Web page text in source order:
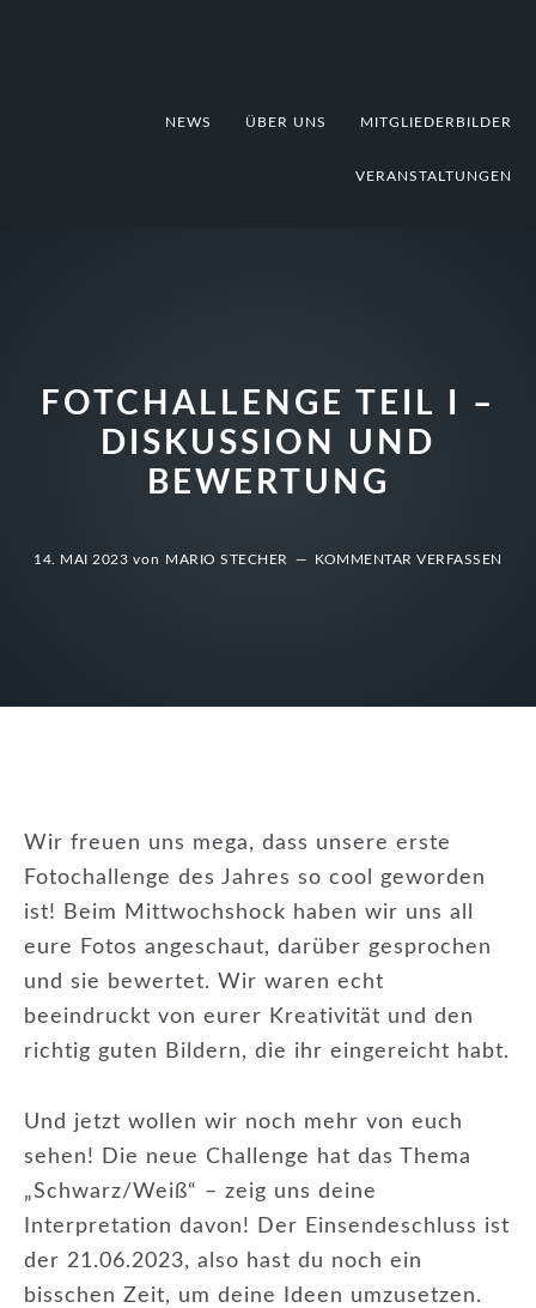
NEWS ÜBER UNS MITGLIEDERBILDER
VERANSTALTUNGEN
FOTCHALLENGE TEIL I –
DISKUSSION UND
BEWERTUNG
14. MAI 2023 von MARIO STECHER KOMMENTAR VERFASSEN
Wir freuen uns mega, dass unsere erste
Fotochallenge des Jahres so cool geworden
ist! Beim Mittwochshock haben wir uns all
eure Fotos angeschaut, darüber gesprochen
und sie bewertet. Wir waren echt
beeindruckt von eurer Kreativität und den
richtig guten Bildern, die ihr eingereicht habt.
Und jetzt wollen wir noch mehr von euch
sehen! Die neue Challenge hat das Thema
„Schwarz/Weiß“ – zeig uns deine
Interpretation davon! Der Einsendeschluss ist
der 21.06.2023, also hast du noch ein
bisschen Zeit, um deine Ideen umzusetzen.